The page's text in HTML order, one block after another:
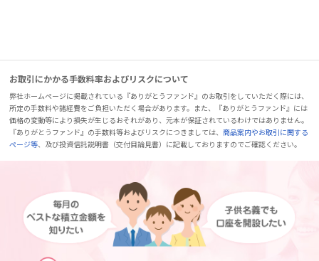
お取引にかかる手数料率およびリスクについて
弊社ホームページに掲載されている『ありがとうファンド』のお取引をしていただく際には、
所定の手数料や諸経費をご負担いただく場合があります。また、『ありがとうファンド』には
価格の変動等により損失が生じるおそれがあり、元本が保証されているわけではありません。
『ありがとうファンド』の手数料等およびリスクにつきましては、商品案内やお取引に関する
ページ等、及び投資信託説明書（交付目論見書）に記載しておりますのでご確認ください。